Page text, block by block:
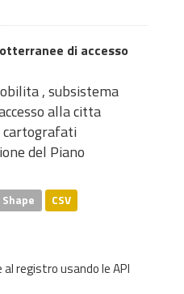
di accesso
, subsistema
alla citta
del Piano
CSV
al registro usando leAPI